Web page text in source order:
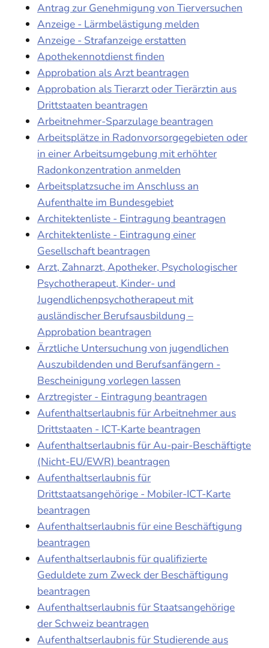
Antrag zur Genehmigung von Tierversuchen
Anzeige - Lärmbelästigung melden
Anzeige - Strafanzeige erstatten
Apothekennotdienst finden
Approbation als Arzt beantragen
Approbation als Tierarzt oder Tierärztin aus
Drittstaaten beantragen
Arbeitnehmer-Sparzulage beantragen
Arbeitsplätze in Radonvorsorgegebieten oder
in einer Arbeitsumgebung mit erhöhter
Radonkonzentration anmelden
Arbeitsplatzsuche im Anschluss an
Aufenthalte im Bundesgebiet
Architektenliste - Eintragung beantragen
Architektenliste - Eintragung einer
Gesellschaft beantragen
Arzt, Zahnarzt, Apotheker, Psychologischer
Psychotherapeut, Kinder- und
Jugendlichenpsychotherapeut mit
ausländischer Berufsausbildung –
Approbation beantragen
Ärztliche Untersuchung von jugendlichen
Auszubildenden und Berufsanfängern -
Bescheinigung vorlegen lassen
Arztregister - Eintragung beantragen
Aufenthaltserlaubnis für Arbeitnehmer aus
Drittstaaten - ICT-Karte beantragen
Aufenthaltserlaubnis für Au-pair-Beschäftigte
(Nicht-EU/EWR) beantragen
Aufenthaltserlaubnis für
Drittstaatsangehörige - Mobiler-ICT-Karte
beantragen
Aufenthaltserlaubnis für eine Beschäftigung
beantragen
Aufenthaltserlaubnis für qualifizierte
Geduldete zum Zweck der Beschäftigung
beantragen
Aufenthaltserlaubnis für Staatsangehörige
der Schweiz beantragen
Aufenthaltserlaubnis für Studierende aus